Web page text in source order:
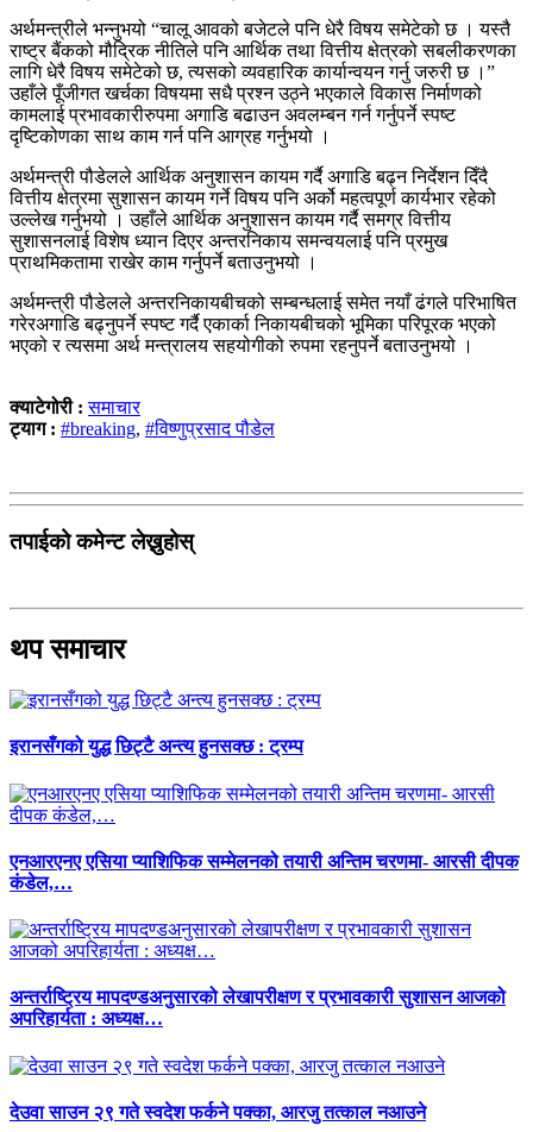
अर्थमन्त्रीले भन्नुभयो “चालू आवको बजेटले पनि धेरै विषय समेटेको छ । यस्तै
राष्ट्र बैंकको मौद्रिक नीतिले पनि आर्थिक तथा वित्तीय क्षेत्रको सबलीकरणका
लागि धेरै विषय समेटेको छ, त्यसको व्यवहारिक कार्यान्वयन गर्नु जरुरी छ ।”
उहाँले पूँजीगत खर्चका विषयमा सधै प्रश्न उठ्ने भएकाले विकास निर्माणको
कामलाई प्रभावकारीरुपमा अगाडि बढाउन अवलम्बन गर्न गर्नुपर्ने स्पष्ट
दृष्टिकोणका साथ काम गर्न पनि आग्रह गर्नुभयो ।
अर्थमन्त्री पौडेलले आर्थिक अनुशासन कायम गर्दै अगाडि बढ्न निर्देशन दिँदै
वित्तीय क्षेत्रमा सुशासन कायम गर्ने विषय पनि अर्को महत्वपूर्ण कार्यभार रहेको
उल्लेख गर्नुभयो । उहाँले आर्थिक अनुशासन कायम गर्दै समग्र वित्तीय
सुशासनलाई विशेष ध्यान दिएर अन्तरनिकाय समन्वयलाई पनि प्रमुख
प्राथमिकतामा राखेर काम गर्नुपर्ने बताउनुभयो ।
अर्थमन्त्री पौडेलले अन्तरनिकायबीचको सम्बन्धलाई समेत नयाँ ढंगले परिभाषित
गरेरअगाडि बढ्नुपर्ने स्पष्ट गर्दै एकार्का निकायबीचको भूमिका परिपूरक भएको
भएको र त्यसमा अर्थ मन्त्रालय सहयोगीको रुपमा रहनुपर्ने बताउनुभयो ।
क्याटेगोरी :समाचार
ट्याग : #breaking, #विष्णुप्रसाद पौडेल
तपाईको कमेन्ट लेख्नुहोस्
थप समाचार
इरानसँगको युद्ध छिट्टै अन्त्य हुनसक्छ : ट्रम्प
एनआरएनए एसिया प्याशिफिक सम्मेलनको तयारी अन्तिम चरणमा- आरसी दीपक
कंडेल,…
अन्तर्राष्ट्रिय मापदण्डअनुसारको लेखापरीक्षण र प्रभावकारी सुशासन आजको
अपरिहार्यता : अध्यक्ष…
देउवा साउन २९ गते स्वदेश फर्कने पक्का, आरजु तत्काल नआउने